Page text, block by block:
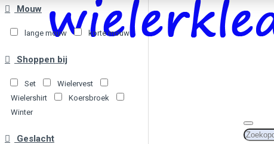
Mouw
lange mouw korte mouw
Shoppen bij
Set
Wielervest
Wielershirt
Koersbroek
Winter
Geslacht